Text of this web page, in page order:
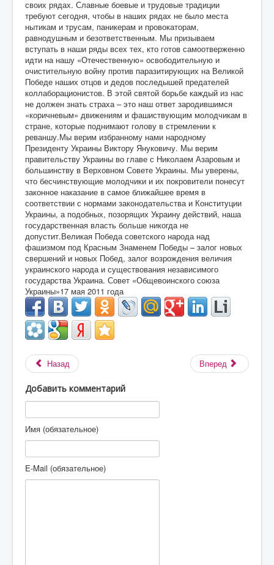
своих рядах. Славные боевые и трудовые традиции
требуют сегодня, чтобы в наших рядах не было места
нытикам и трусам, паникерам и провокаторам,
равнодушным и безответственным. Мы призываем
вступать в наши ряды всех тех, кто готов самоотверженно
идти на нашу «Отечественную» освободительную и
очистительную войну против паразитирующих на Великой
Победе наших отцов и дедов последышей предателей
коллаборационистов. В этой святой борьбе каждый из нас
не должен знать страха – это наш ответ зародившимся
«коричневым» движениям и фашиствующим молодчикам в
стране, которые поднимают голову в стремлении к
реваншу.Мы верим избранному нами народному
Президенту Украины Виктору Януковичу. Мы верим
правительству Украины во главе с Николаем Азаровым и
большинству в Верховном Совете Украины. Мы уверены,
что бесчинствующие молодчики и их покровители понесут
законное наказание в самое ближайшее время в
соответствии с нормами законодательства и Конституции
Украины, а подобных, позорящих Украину действий, наша
государственная власть больше никогда не
допустит.Великая Победа советского народа над
фашизмом под Красным Знаменем Победы – залог новых
свершений и новых Побед, залог возрождения величия
украинского народа и существования независимого
государства Украина. Совет «Общевоинского союза
Украины»17 мая 2011 года
Назад Вперед
Добавить комментарий
Имя (обязательное)
E-Mail (обязательное)